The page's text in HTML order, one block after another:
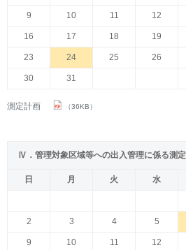
9 10 11 12
16 17 18 19
23 24 25 26
30 31
測定計画 （36KB）
Ⅳ．管理対象区域等への出入管理に係る測定
日 月 火 水
2 3 4 5
9 10 11 12